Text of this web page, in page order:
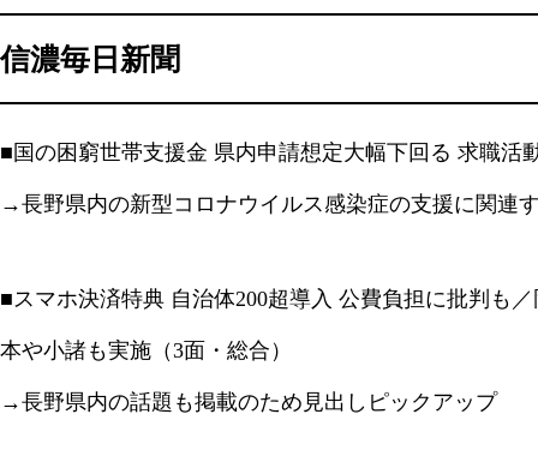
信濃毎日新聞
■国の困窮世帯支援金 県内申請想定大幅下回る 求職活
→長野県内の新型コロナウイルス感染症の支援に関連
■スマホ決済特典 自治体200超導入 公費負担に批判も
本や小諸も実施（3面・総合）
→長野県内の話題も掲載のため見出しピックアップ